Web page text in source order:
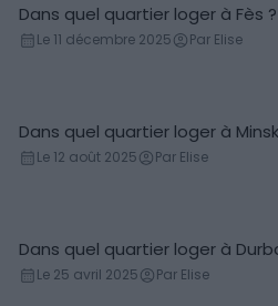
Conseils logement
Dans quel quartier loger à Fès ?
Le 11 décembre 2025 Par Elise
Conseils logement
Dans quel quartier loger à
Le 12 août 2025 Par Elise
Conseils logement
Dans quel quartier loger à
Le 25 avril 2025 Par Elise